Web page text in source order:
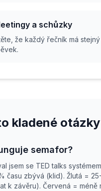
a schůzky
že každý řečník má
kladené otázky
semafor?
jsem se TED talks
času zbývá (klid). Žlutá =
k závěru). Červená = méně